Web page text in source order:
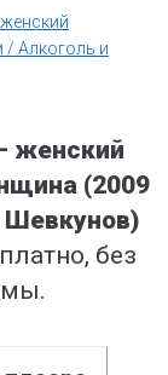
женский
(2009
Шевкунов)
без